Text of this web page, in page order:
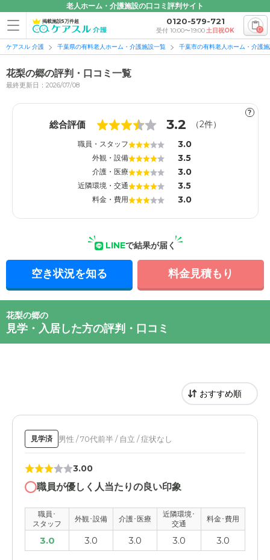
老人ホーム・介護施設の口コミ評判サイト
掲載施設5万件超 0120-579-721
受付 10:00〜19:00土日祝OK 0
ケアスル 介護 千葉県の有料老人ホーム・介護施設一覧 千葉市の有料老人ホーム・介護
花梨の郷の評判・口コミ一覧
最終更新日：2026/07/08
?
総合評価 3.2 （2件）
職員・スタッフ 3.0
外観・設備 3.5
介護・医療 3.0
近隣環境・交通 3.5
料金・費用 3.0
LINEで結果が届く
空き状況を知る 料金見積もり
花梨の郷の
見学・入居した方の評判・口コミ
見学済 男性 / 70代前半 / 自立 / 症状なし
3.00
職員が優しく人当たりの良い印象
職員･
スタッフ
外観･設備 介護･医療
近隣環境･
交通
料金･費用
3.0 3.0 3.0 3.0 3.0